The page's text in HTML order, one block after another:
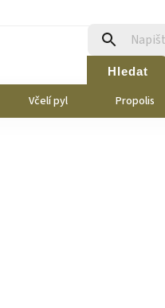
Hledat
Včelí pyl Propolis